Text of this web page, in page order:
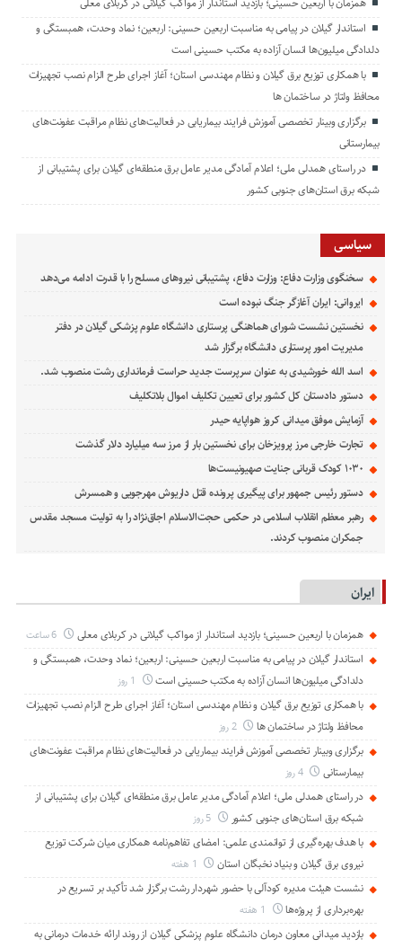
استاندار گیلان در پیامی به مناسبت اربعین حسینی: اربعین؛ نماد وحدت، همبستگی و
دلدادگی میلیون‌ها انسان آزاده به مکتب حسینی است
با همکاری توزیع برق گیلان و نظام مهندسی استان؛ آغاز اجرای طرح الزام نصب تجهیزات
محافظ ولتاژ در ساختمان ها
برگزاری وبینار تخصصی آموزش فرایند بیماریابی در فعالیت‌های نظام مراقبت عفونت‌های
بیمارستانی
در راستای همدلی ملی؛ اعلام آمادگی مدیر عامل برق منطقه‌ای گیلان برای پشتیبانی از
شبكه برق استان‌های جنوبی كشور
سیاسی
سخنگوی وزارت دفاع: وزارت دفاع، پشتیبانی نیرو‌های مسلح را با قدرت ادامه می‌دهد
ایروانی: ایران آغازگر جنگ نبوده است
نخستین نشست شورای هماهنگی پرستاری دانشگاه علوم پزشکی گیلان در دفتر
مدیریت امور پرستاری دانشگاه برگزار شد
اسد الله خورشیدی به عنوان سرپرست جدید حراست فرمانداری رشت منصوب شد.
دستور دادستان کل کشور برای تعیین تکلیف اموال بلاتکلیف
آزمایش موفق میدانی کروز هواپایه حیدر
تجارت خارجی مرز پرویزخان برای نخستین بار از مرز سه میلیارد دلار گذشت
۱۰۳۰ کودک قربانی جنایت صهیونیست‌ها
دستور رئیس جمهور برای پیگیری پرونده قتل داریوش مهرجویی و همسرش
رهبر معظم انقلاب اسلامی در حکمی حجت‌الاسلام اجاق‌نژاد را به تولیت مسجد مقدس
جمکران منصوب کردند.
ایران
همزمان با اربعین حسینی؛ بازدید استاندار از مواکب گیلانی در کربلای معلی 6 ساعت
استاندار گیلان در پیامی به مناسبت اربعین حسینی: اربعین؛ نماد وحدت، همبستگی و
دلدادگی میلیون‌ها انسان آزاده به مکتب حسینی است
1 روز
با همکاری توزیع برق گیلان و نظام مهندسی استان؛ آغاز اجرای طرح الزام نصب تجهیزات
محافظ ولتاژ در ساختمان ها
2 روز
برگزاری وبینار تخصصی آموزش فرایند بیماریابی در فعالیت‌های نظام مراقبت عفونت‌های
بیمارستانی
4 روز
در راستای همدلی ملی؛ اعلام آمادگی مدیر عامل برق منطقه‌ای گیلان برای پشتیبانی از
شبكه برق استان‌های جنوبی كشور
5 روز
با هدف بهره‌گیری از توانمندی علمی: امضای تفاهم‌نامه همكاری میان شركت توزیع
نیروی برق گیلان و بنیاد نخبگان استان
1 هفته
نشست هیئت مدیره کودآلی با حضور شهردار رشت برگزار شد تأکید بر تسریع در
بهره‌برداری از پروژه‌ها
1 هفته
بازدید میدانی معاون درمان دانشگاه علوم پزشکی گیلان از روند ارائه خدمات درمانی به